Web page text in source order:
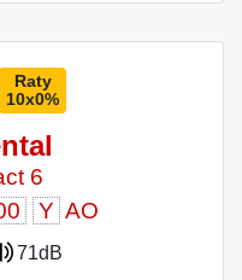
Raty
10x0%
6
Y AO
71dB